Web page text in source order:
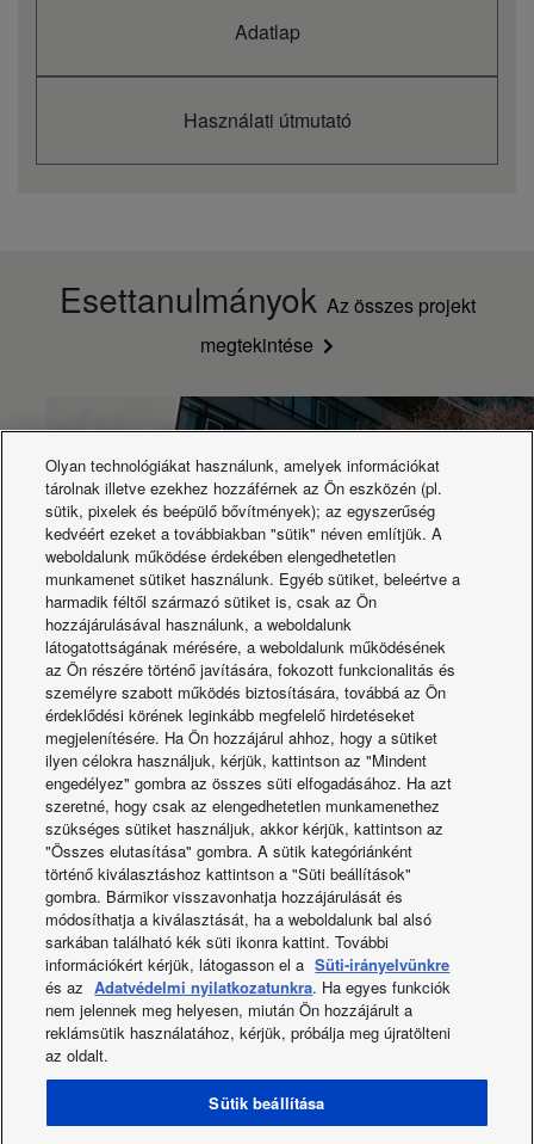
mérete (mélység)
128
1/2 (12,70)
Szintkülönbség
(beltéri/kültéri)
m
30
mennyisége
g/m
80
Kilépő
vízhőmérséklet
tartománya (hűtés -
min.)
°C +5
Kilépő
vízhőmérséklet
tartománya (hűtés -
max.)
°C +15
Kilépő
vízhőmérséklet
tartománya (fűtés -
max.)
°C +50
Üzemi tartomány
(hűtés - min.)
°C
-15
Üzemi tartomány
(hűtés - max.)
°C
+46
Üzemi tartomány
(fűtés - min.)
°C
-20
Üzemi tartomány
(fűtés - max.)
°C +24
Adatlap
Használati útmutató
Esettanulmányok Az összes projekt
megtekintése
Aquarea kaszkád a Porsche épületéhez
Újdonságok
Facebook Instagram Youtube
LinkedIn
Olyan technológiákat használunk, amelyek információkat
tárolnak illetve ezekhez hozzáférnek az Ön eszközén (pl.
sütik, pixelek és beépülő bővítmények); az egyszerűség
kedvéért ezeket a továbbiakban "sütik" néven említjük. A
weboldalunk működése érdekében elengedhetetlen
munkamenet sütiket használunk. Egyéb sütiket, beleértve a
harmadik féltől származó sütiket is, csak az Ön
hozzájárulásával használunk, a weboldalunk
látogatottságának mérésére, a weboldalunk működésének
az Ön részére történő javítására, fokozott funkcionalitás és
személyre szabott működés biztosítására, továbbá az Ön
érdeklődési körének leginkább megfelelő hirdetéseket
megjelenítésére. Ha Ön hozzájárul ahhoz, hogy a sütiket
ilyen célokra használjuk, kérjük, kattintson az "Mindent
engedélyez" gombra az összes süti elfogadásához. Ha azt
szeretné, hogy csak az elengedhetetlen munkamenethez
szükséges sütiket használjuk, akkor kérjük, kattintson az
"Összes elutasítása" gombra. A sütik kategóriánként
történő kiválasztáshoz kattintson a "Süti beállítások"
gombra. Bármikor visszavonhatja hozzájárulását és
módosíthatja a kiválasztását, ha a weboldalunk bal alsó
sarkában található kék süti ikonra kattint. További
információkért kérjük, látogasson el a Süti-irányelvünkre
és az Adatvédelmi nyilatkozatunkra. Ha egyes funkciók
nem jelennek meg helyesen, miután Ön hozzájárult a
reklámsütik használatához, kérjük, próbálja meg újratölteni
az oldalt.
Sütik beállítása